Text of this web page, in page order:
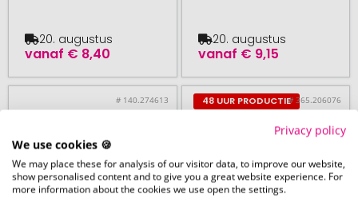
vanaf € 8,40
20. augustus
vanaf € 9,15
20. augustus
# 140.274613 48 UUR PRODUCTIE# 365.206076
Privacy policy
We use cookies 🍪
We may place these for analysis of our visitor data, to improve our website,
show personalised content and to give you a great website experience. For
more information about the cookies we use open the settings.